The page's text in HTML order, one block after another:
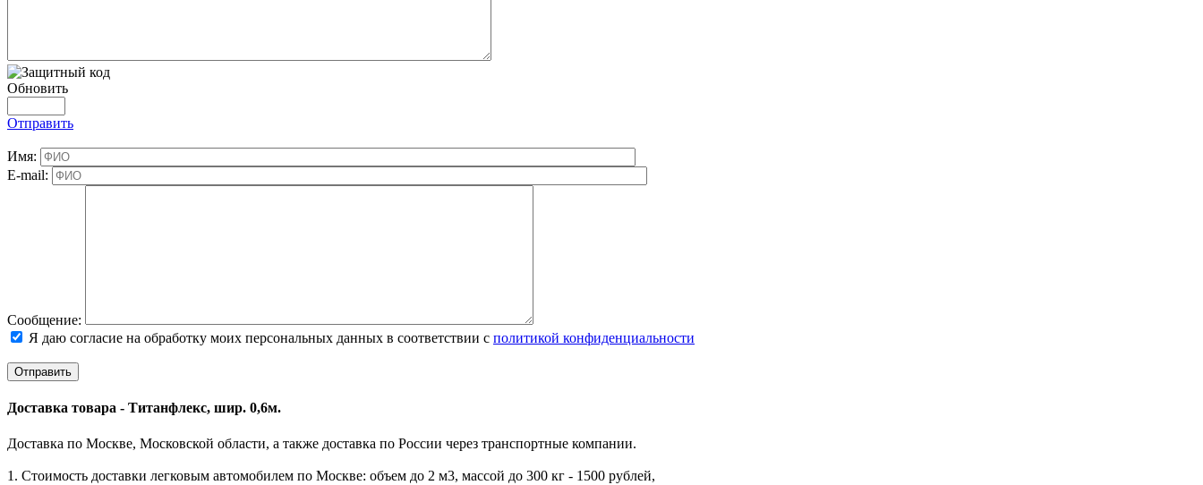
Обновить
Отправить
Имя:
E-mail:
Cообщение:
Я даю согласие на обработку моих персональных данных в соответствии с политикой конфиденциальности
Доставка товара - Титанфлекс, шир. 0,6м.
Доставка по Москве, Московской области, а также доставка по России через транспортные компании.
1. Стоимость доставки легковым автомобилем по Москве: объем до 2 м3, массой до 300 кг - 1500 рублей,